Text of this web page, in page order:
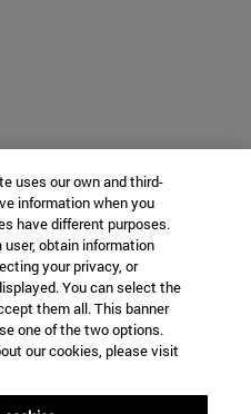
uses our own and third-
information when you
have different purposes.
obtain information
your privacy, or
You can select the
them all. This banner
one of the two options.
our cookies, please visit